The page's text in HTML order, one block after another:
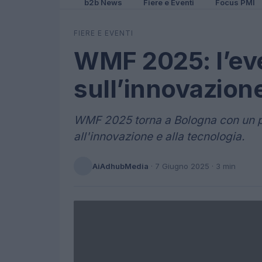
b2b News Fiere e Eventi Focus PMI
FIERE E EVENTI
WMF 2025:
WMF 2025 torna a Bologna con
all'innovazione e alla tecnologia.
AiAdhubMedia · 7 Giugno 2025 · 3 min